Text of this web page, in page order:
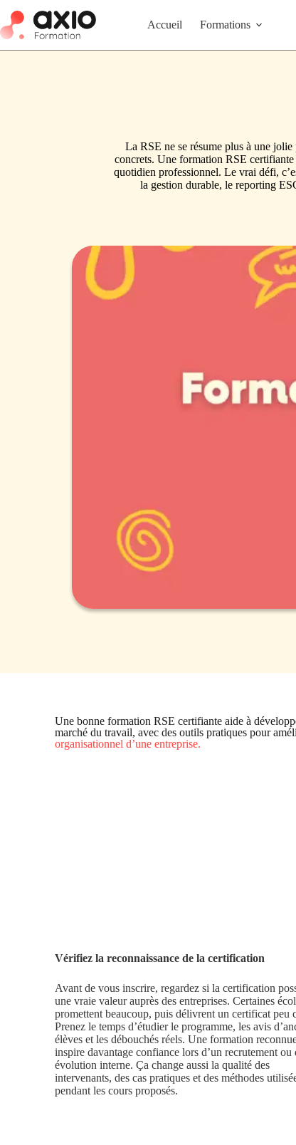
Accueil Formations
La RSE ne se résume plus à une jolie
concrets. Une formation RSE
quotidien professionnel. Le vrai défi,
la gestion durable, le reporting
Une bonne formation RSE certifiante aide à
marché du travail, avec des outils pratiques pour
organisationnel d’une entreprise.
Vérifiez la reconnaissance de la certification
Avant de vous inscrire, regardez si la certification
une vraie valeur auprès des entreprises. Certaines
promettent beaucoup, puis délivrent un certificat peu
Prenez le temps d’étudier le programme, les avis
élèves et les débouchés réels. Une formation
inspire davantage confiance lors d’un recrutement ou
évolution interne. Ça change aussi la qualité des
intervenants, des cas pratiques et des méthodes
pendant les cours proposés.